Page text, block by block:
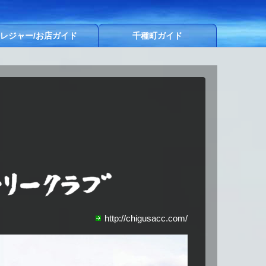
レジャー/お店ガイド 千種町ガイド
http://chigusacc.com/